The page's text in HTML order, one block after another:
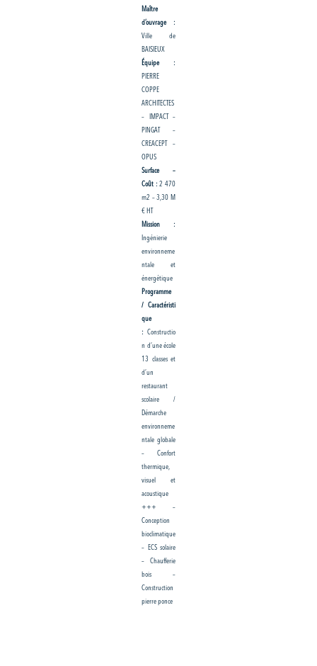
Maître
d’ouvrage :
Ville de
BAISIEUX
Équipe :
PIERRE
COPPE
ARCHITECTES
– IMPACT –
PINGAT –
CREACEPT –
OPUS
Surface –
Coût :2 470
m2 – 3,30 M
€ HT
Mission :
Ingénierie
environneme
ntale et
énergétique
Programme
/ Caractéristi
que
: Constructio
n d’une école
13 classes et
d’un
restaurant
scolaire /
Démarche
environneme
ntale globale
– Confort
thermique,
visuel et
acoustique
+++ –
Conception
bioclimatique
– ECS solaire
– Chaufferie
bois –
Construction
pierre ponce